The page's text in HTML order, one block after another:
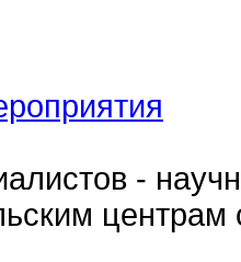
-
центрам